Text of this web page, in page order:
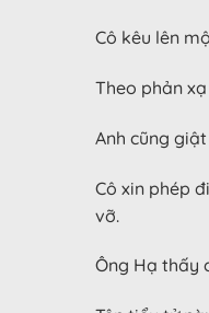
Cô kêu lên
Theo phản
Anh cũng
Cô xin phép
vỡ.
Ông Hạ thấy